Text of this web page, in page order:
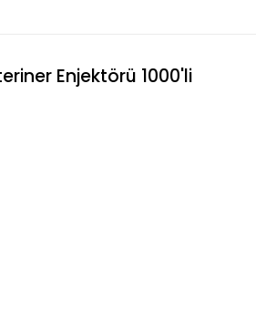
Enjektörü 1000'li